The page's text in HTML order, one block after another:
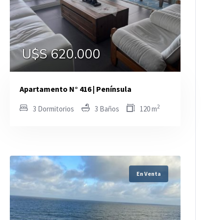
U$S 620.000
Apartamento N° 416 | Península
3 Dormitorios 3 Baños 120 m2
En Venta